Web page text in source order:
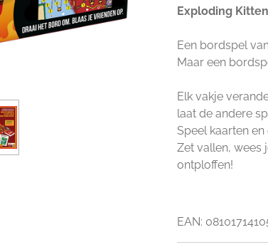
Exploding
Een bordspel
Maar een
Elk vakje
laat de andere
Speel kaarten
Zet vallen, wees
ontploffen!
EAN: